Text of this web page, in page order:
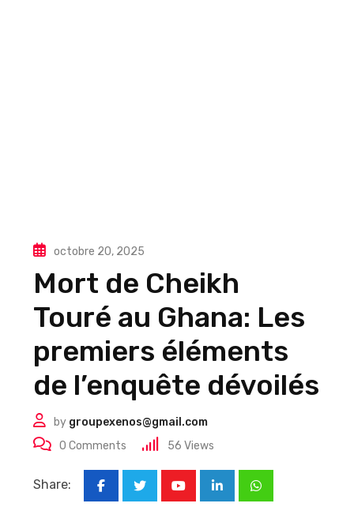
octobre 20, 2025
Mort de Cheikh
Touré au Ghana: Les
premiers éléments
de l’enquête dévoilés
by groupexenos@gmail.com
0 Comments 56 Views
Share:
LinkedInWhatsapp